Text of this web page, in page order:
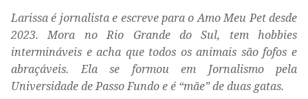
Larissa é jornalista e escreve para o Amo Meu Pet desde
2023. Mora no Rio Grande do Sul, tem hobbies
intermináveis e acha que todos os animais são fofos e
abraçáveis. Ela se formou em Jornalismo pela
Universidade de Passo Fundo e é “mãe” de duas gatas.